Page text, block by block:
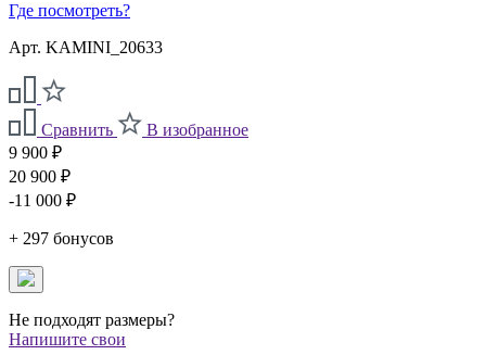
Где посмотреть?
Арт. KAMINI_20633
Сравнить
В изобранное
9 900 ₽
20 900 ₽
-11 000 ₽
+ 297 бонусов
Не подходят размеры?
Напишите свои